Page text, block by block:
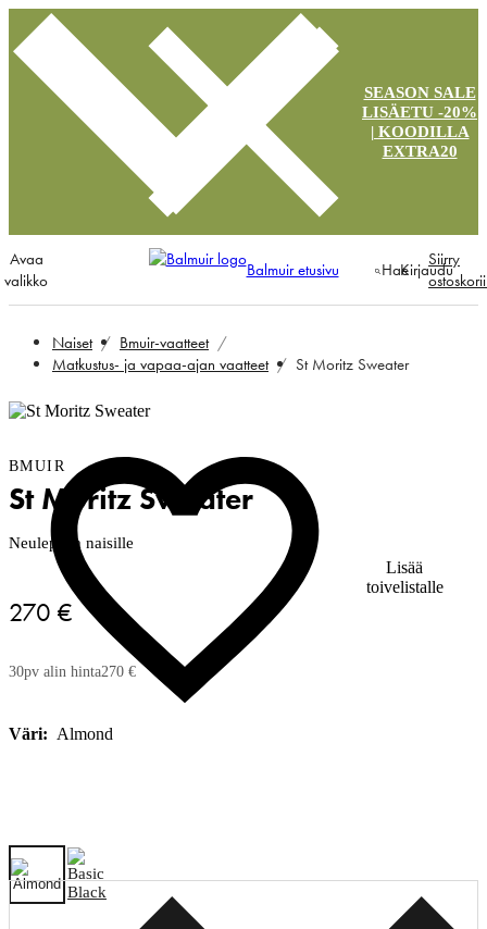
SEASON SALE
LISÄETU -20%
| KOODILLA
EXTRA20
Avaa
valikko
Balmuir etusivu HaeKirjaudu
Siirry
Naiset
Bmuir-vaatteet
Matkustus- ja vapaa-ajan vaatteet
St Moritz Sweater
Lisää
toivelistalle
BMUIR
St Moritz Sweater
Neulepaita naisille
270 €
30pv alin hinta270 €
Väri: Almond